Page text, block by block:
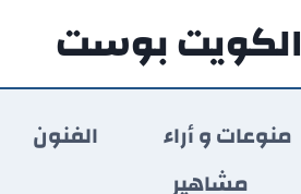
الكويت بوست
منوعات و أراء الفنون
مشاهير